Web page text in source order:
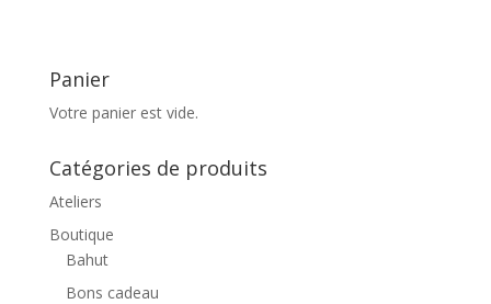
Panier
Votre panier est vide.
Catégories de produits
Ateliers
Boutique
Bahut
Bons cadeau